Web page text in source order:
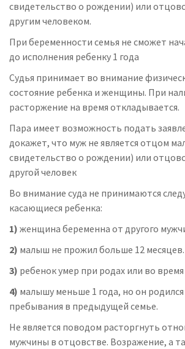
свидетельство о рождении) или
другим человеком.
При беременности семья не сможет
до исполнения ребенку 1 года
Судья принимает во внимание
состояние ребенка и женщины. При
расторжение на время откладывается.
Пара имеет возможность подать
докажет, что муж не является отцом
свидетельство о рождении) или
другой человек
Во внимание суда не принимаются
касающиеся ребенка:
1) женщина беременна от другого
2) малыш не прожил больше 12 месяцев.
3) ребенок умер при родах или во
4) малышу меньше 1 года, но он
пребывания в предыдущей семье.
Не является поводом расторгнуть
мужчины в отцовстве. Возражение, а